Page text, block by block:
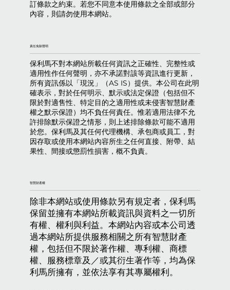
訂條款之約束。若您不同意本使用條款之全部或部分
內容，則請勿使用本網站。
責任免除聲明
保利馬不對本網站所載任何資訊之正確性、完整性或
適用性作任何聲明，亦不承諾對該等資訊進行更新，
所有資訊係以「現況」（AS IS）提供。本公司在此明
確表示，對於任何明示、默示或法定保證（包括但不
限於對適售性、特定目的之適用性或未侵害智慧財產
權之默示保證）均不負任何責任。惟若適用法律不允
許排除默示保證之情形，則上述排除條款可能不適用
於您。保利馬及其任何代理機構、承包商或員工，對
因存取或使用本網站內容所生之任何直接、附帶、結
果性、間接或懲罰性損害，概不負責。
智慧財產權
除非本網站或使用條款另有規定者，保利馬
保留並擁有本網站所載資訊與資料之一切所
有權、權利與利益。本網站內容或本公司透
過本網站所提供服務相關之所有智慧財產
權，包括但不限於著作權、專利權、商標
權、服務標章及／或其衍生著作等，均為保
利馬所擁有，並依法享有其專屬權利。